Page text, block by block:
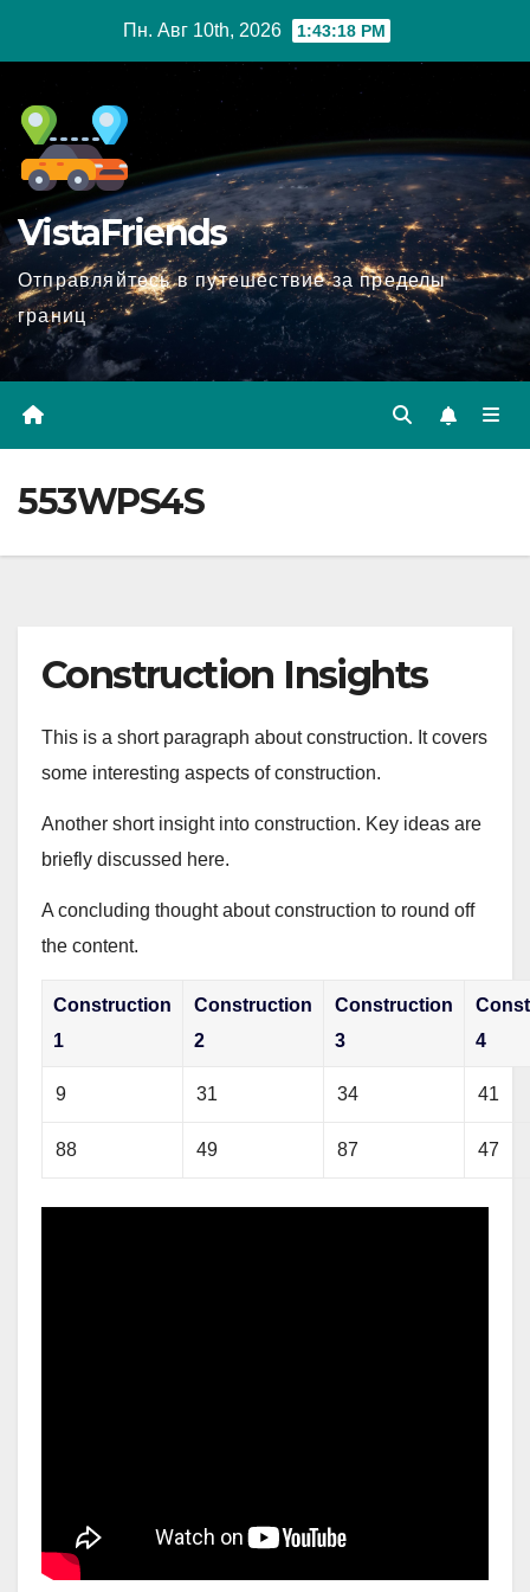
Пн. Авг 10th, 2026 1:43:19 PM
VistaFriends
Отправляйтесь в путешествие за пределы
границ
553WPS4S
Construction Insights
This is a short paragraph about construction. It covers
some interesting aspects of construction.
Another short insight into construction. Key ideas are
briefly discussed here.
A concluding thought about construction to round off
the content.
Construction
1
Construction
2
Construction
3
4
9 31 34 41
88 49 87 47